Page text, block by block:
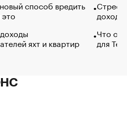
способ вредить
яхт и квартир
Что
для